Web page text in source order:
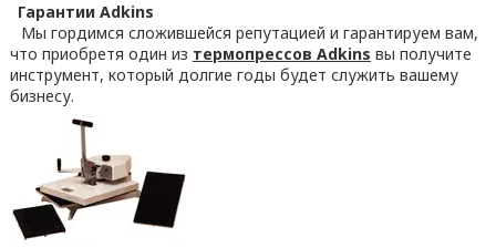
Гарантии Adkins
Мы гордимся сложившейся репутацией и гарантируем вам,
что приобретя один из термопрессов Adkins вы получите
инструмент, который долгие годы будет служить вашему
бизнесу.